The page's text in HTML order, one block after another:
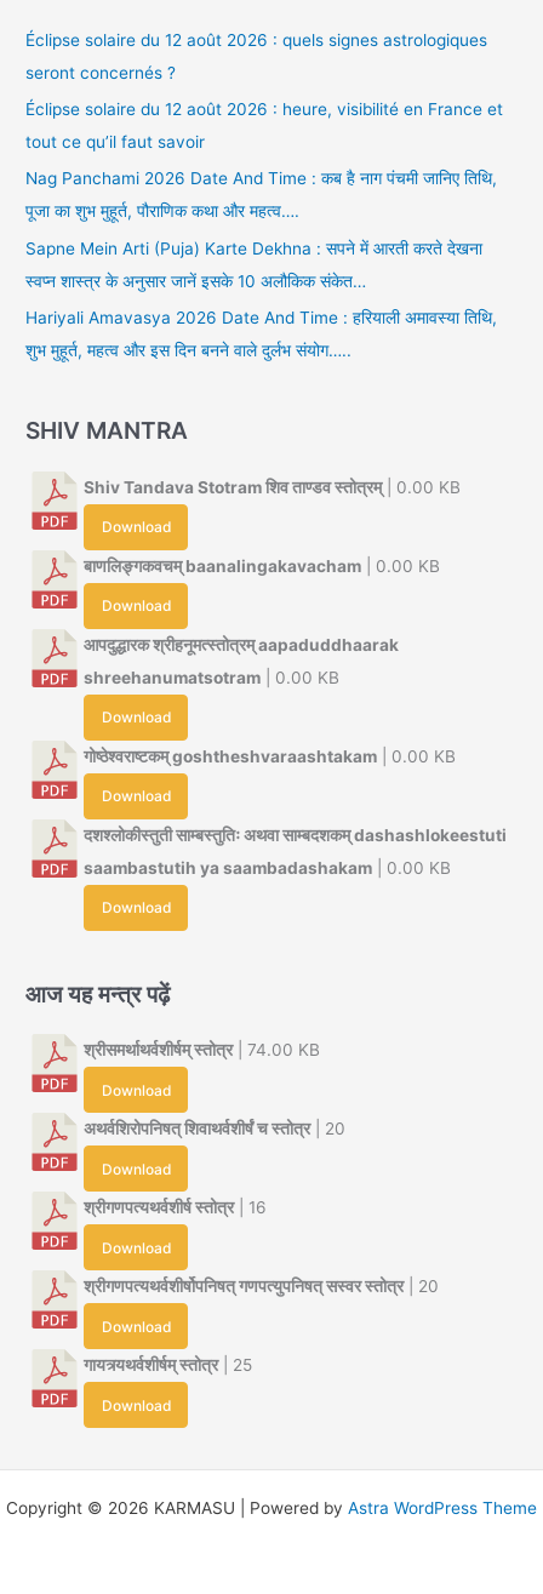
Éclipse solaire du 12 août 2026 : quels signes astrologiques
seront concernés ?
Éclipse solaire du 12 août 2026 : heure, visibilité en France et
tout ce qu’il faut savoir
Nag Panchami 2026 Date And Time : कब है नाग पंचमी जानिए तिथि,
पूजा का शुभ मुहूर्त, पौराणिक कथा और महत्व….
Sapne Mein Arti (Puja) Karte Dekhna : सपने में आरती करते देखना
स्वप्न शास्त्र के अनुसार जानें इसके 10 अलौकिक संकेत…
Hariyali Amavasya 2026 Date And Time : हरियाली अमावस्या तिथि,
शुभ मुहूर्त, महत्व और इस दिन बनने वाले दुर्लभ संयोग…..
SHIV MANTRA
Shiv Tandava Stotram शिव ताण्डव स्तोत्रम्| 0.00 KB
Download
बाणलिङ्गकवचम् baanalingakavacham | 0.00 KB
Download
आपदुद्धारक श्रीहनूमत्स्तोत्रम् aapaduddhaarak
shreehanumatsotram | 0.00 KB
Download
गोष्ठेश्वराष्टकम् goshtheshvaraashtakam | 0.00 KB
Download
दशश्लोकीस्तुती साम्बस्तुतिः अथवा साम्बदशकम् dashashlokeestuti
saambastutih ya saambadashakam | 0.00 KB
Download
आज यह मन्त्र पढ़ें
श्रीसमर्थाथर्वशीर्षम् स्तोत्र| 74.00 KB
Download
अथर्वशिरोपनिषत् शिवाथर्वशीर्षं च स्तोत्र| 20
Download
श्रीगणपत्यथर्वशीर्ष स्तोत्र| 16
Download
श्रीगणपत्यथर्वशीर्षोपनिषत् गणपत्युपनिषत् सस्वर स्तोत्र| 20
Download
गायत्र्यथर्वशीर्षम् स्तोत्र| 25
Download
Copyright © 2026 KARMASU | Powered by Astra WordPress Theme